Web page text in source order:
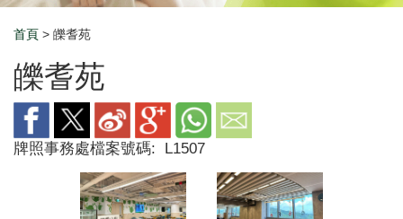
Breadcrumb
首頁 > 皪耆苑
皪耆苑
牌照事務處檔案號碼: L1507